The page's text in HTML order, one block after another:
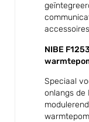
NIBE
Speciaal
onlangs de